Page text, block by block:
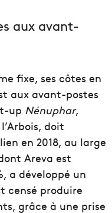
aux avant-
fixe, ses côtes en
aux avant-postes
up Nénuphar,
doit
en 2018, au large
Areva est
a développé un
censé produire
grâce à une prise